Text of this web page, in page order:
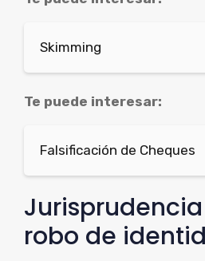
Skimming
Te puede interesar:
Falsificación de Cheques
robo de